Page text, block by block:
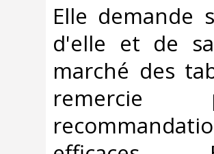
‎Elle demande
d'elle et de
marché des
remercie